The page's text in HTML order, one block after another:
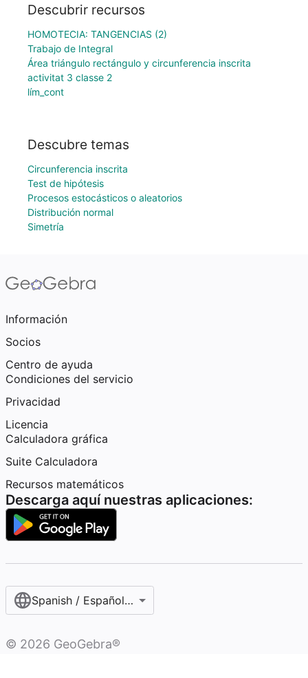
Descubrir recursos
HOMOTECIA: TANGENCIAS (2)
Trabajo de Integral
Área triángulo rectángulo y circunferencia inscrita
activitat 3 classe 2
lím_cont
Descubre temas
Circunferencia inscrita
Test de hipótesis
Procesos estocásticos o aleatorios
Distribución normal
Simetría
Información
Socios
Centro de ayuda
Condiciones del servicio
Privacidad
Licencia
Calculadora gráfica
Suite Calculadora
Recursos matemáticos
Descarga aquí nuestras aplicaciones:
Spanish / Español (internacional)
© 2026 GeoGebra®